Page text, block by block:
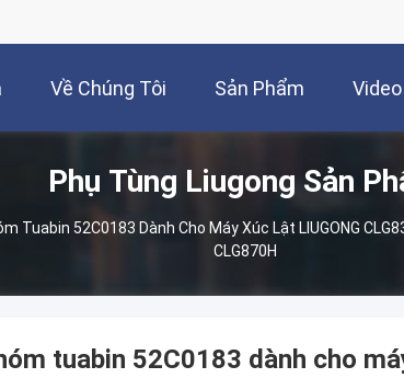
Về Chúng Tôi Sản Phẩm Video
Phụ Tùng Liugong Sản
Tuabin 52C0183 Dành Cho Máy Xúc Lật LIUGONG
CLG870H
tuabin 52C0183 dành cho